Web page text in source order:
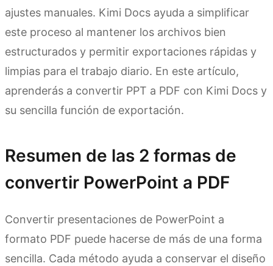
ajustes manuales. Kimi Docs ayuda a simplificar
este proceso al mantener los archivos bien
estructurados y permitir exportaciones rápidas y
limpias para el trabajo diario. En este artículo,
aprenderás a convertir PPT a PDF con Kimi Docs y
su sencilla función de exportación.
Resumen de las 2 formas de
convertir PowerPoint a PDF
Convertir presentaciones de PowerPoint a
formato PDF puede hacerse de más de una forma
sencilla. Cada método ayuda a conservar el diseño